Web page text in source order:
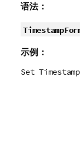
语法：
示例：
Set